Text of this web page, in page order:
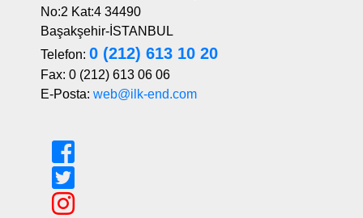
No:2 Kat:4 34490
Başakşehir-İSTANBUL
Telefon: 0 (212) 613 10 20
Fax: 0 (212) 613 06 06
E-Posta: web@ilk-end.com